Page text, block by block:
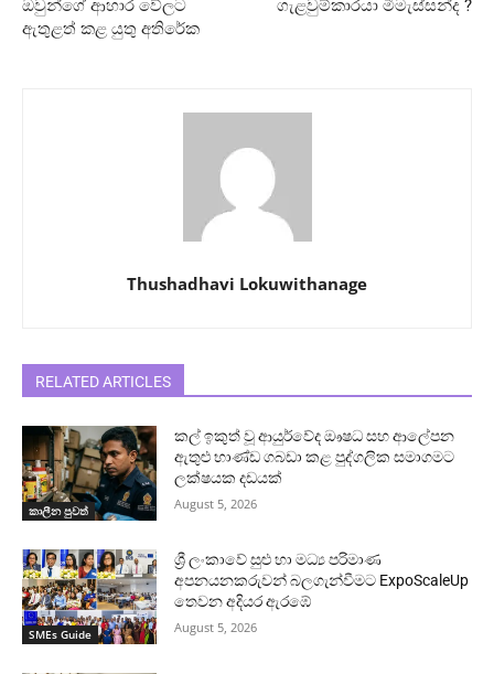
ඔවුන්ගේ ආහාර වේලට
ඇතුළත් කළ යුතු අතිරේක
ගැළවුම්කාරයා මීමැස්සන්ද ?
Thushadhavi Lokuwithanage
RELATED ARTICLES
කාලීන පුවත්
කල් ඉකුත් වූ ආයුර්වේද ඖෂධ සහ ආලේපන
ඇතුළු භාණ්ඩ ගබඩා කළ පුද්ගලික සමාගමට
ලක්ෂයක දඩයක්
August 5, 2026
SMEs Guide
ශ්‍රී ලංකාවේ සුළු හා මධ්‍ය පරිමාණ
අපනයනකරුවන් බලගැන්වීමට ExpoScaleUp
තෙවන අදියර ඇරඹේ
August 5, 2026